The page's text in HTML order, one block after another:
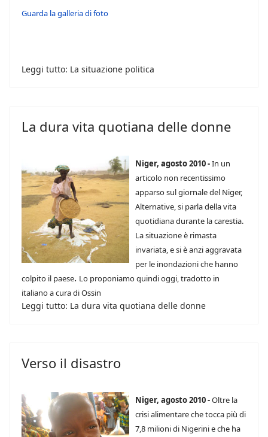
Guarda la galleria di foto
Leggi tutto: La situazione politica
La dura vita quotiana delle donne
Niger, agosto 2010 -In un
articolo non recentissimo
apparso sul giornale del Niger,
Alternative, si parla della vita
quotidiana durante la carestia.
La situazione è rimasta
invariata, e si è anzi aggravata
per le inondazioni che hanno
colpito il paese. Lo proponiamo quindi oggi, tradotto in
italiano a cura di Ossin
Leggi tutto: La dura vita quotiana delle donne
Verso il disastro
Niger, agosto 2010 -Oltre la
crisi alimentare che tocca più di
7,8 milioni di Nigerini e che ha